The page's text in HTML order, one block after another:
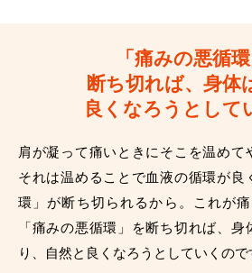
「痛みの悪循
断ち切れば、 身体
良くなろうとして
肩が凝って痛いときにそこを温めて
それは温めることで血液の循環が良
環」が断ち切られるから。これが痛
「痛みの悪循環」を断ち切れば、身
り、自然と良くなろうとしていくので